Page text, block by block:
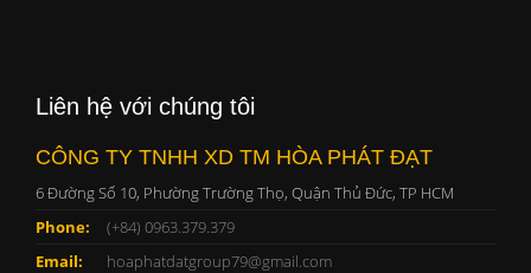
Liên hệ với chúng tôi
CÔNG TY TNHH XD TM HÒA PHÁT ĐẠT
6 Đường Số 10, Phường Trường Thọ, Quận Thủ Đức, TP HCM
Phone:
(+84) 0963.379.379
Email:
hoaphatdatgroup79@gmail.com